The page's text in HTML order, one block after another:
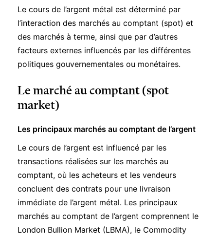
Le cours de l’argent métal est déterminé par
l’interaction des marchés au comptant (spot) et
des marchés à terme, ainsi que par d’autres
facteurs externes influencés par les différentes
politiques gouvernementales ou monétaires.
Le marché au comptant (spot
market)
Les principaux marchés au comptant de l’argent
Le cours de l’argent est influencé par les
transactions réalisées sur les marchés au
comptant, où les acheteurs et les vendeurs
concluent des contrats pour une livraison
immédiate de l’argent métal. Les principaux
marchés au comptant de l’argent comprennent le
London Bullion Market (LBMA), le Commodity